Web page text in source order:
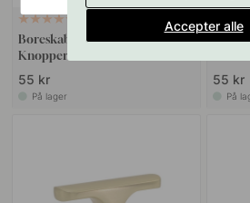
Boreskabelonen til Greb &
Knopper
55 kr
På lager
Knop
55 kr
På
Accepter alle